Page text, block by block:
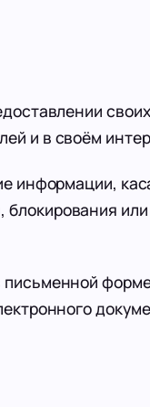
и в своём
форме